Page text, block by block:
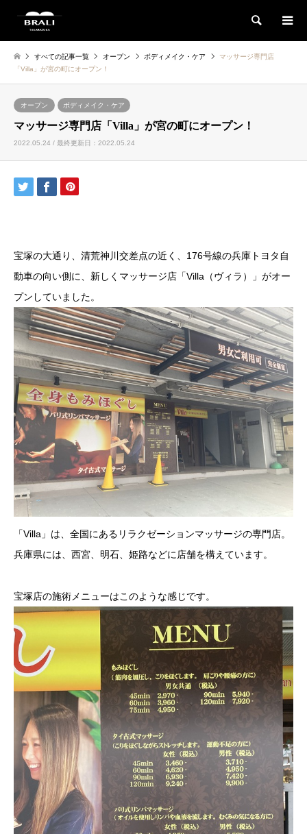
検索
すべての記事一覧 オープン ボディメイク・ケア
マッサージ専門店
「Villa」が宮の町にオープン！
オープン ボディメイク・ケア
マッサージ専門店「Villa」が宮の町にオープン！
2022.05.24 / 最終更新日：2022.05.24
宝塚の大通り、清荒神川交差点の近く、176号線の兵庫トヨタ自
動車の向い側に、新しくマッサージ店「Villa（ヴィラ）」がオー
プンしていました。
「Villa」は、全国にあるリラクゼーションマッサージの専門店。
兵庫県には、西宮、明石、姫路などに店舗を構えています。
宝塚店の施術メニューはこのような感じです。